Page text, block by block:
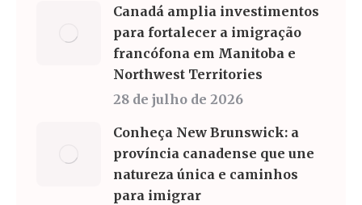
Canadá amplia investimentos
para fortalecer a imigração
francófona em Manitoba e
Northwest Territories
28 de julho de 2026
Conheça New Brunswick: a
província canadense que une
natureza única e caminhos
para imigrar